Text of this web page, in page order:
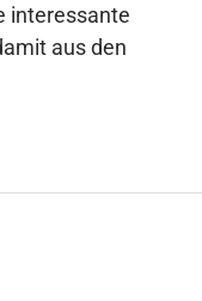
interessante
aus den